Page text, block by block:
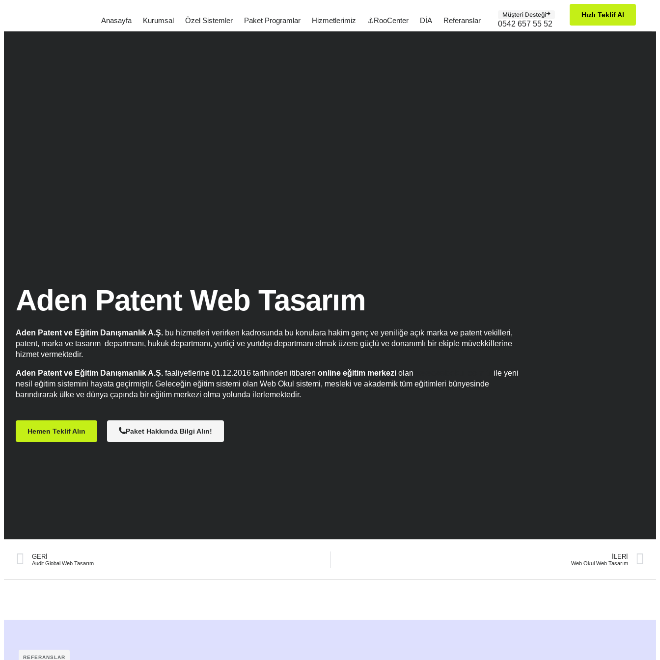
Anasayfa Kurumsal Özel Sistemler Paket Programlar Hizmetlerimiz ⚓RooCenter DİA Referanslar
Müşteri Desteği
0542 657 55 52
Hızlı Teklif Al
Aden Patent Web Tasarım
Aden Patent ve Eğitim Danışmanlık A.Ş. bu hizmetleri verirken kadrosunda bu konulara hakim genç ve yeniliğe açık marka ve patent vekilleri,
patent, marka ve tasarım departmanı, hukuk departmanı, yurtiçi ve yurtdışı departmanı olmak üzere güçlü ve donanımlı bir ekiple müvekkillerine
hizmet vermektedir.
Aden Patent ve Eğitim Danışmanlık A.Ş. faaliyetlerine 01.12.2016 tarihinden itibaren online eğitim merkezi olan
ile yeni
nesil eğitim sistemini hayata geçirmiştir. Geleceğin eğitim sistemi olan Web Okul sistemi, mesleki ve akademik tüm eğitimleri bünyesinde
barındırarak ülke ve dünya çapında bir eğitim merkezi olma yolunda ilerlemektedir.
Hemen Teklif Alın Paket Hakkında Bilgi Alın!
GERI
Audit Global Web Tasarım
İLERI
Web Okul Web Tasarım
REFERANSLAR